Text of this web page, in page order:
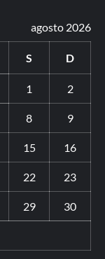
agosto 2026
S D
1 2
8 9
15 16
22 23
29 30